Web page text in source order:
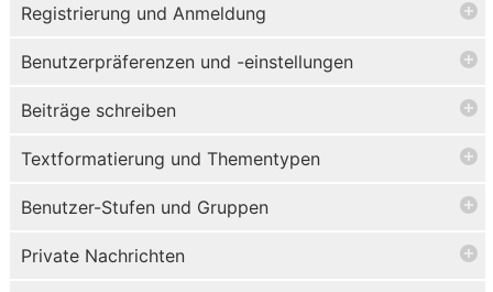
Registrierung und Anmeldung
Benutzerpräferenzen und -einstellungen
Beiträge schreiben
Textformatierung und Thementypen
Benutzer-Stufen und Gruppen
Private Nachrichten